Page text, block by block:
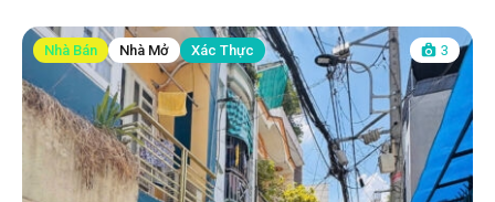
Nhà Bán Nhà Mở Xác Thực 3